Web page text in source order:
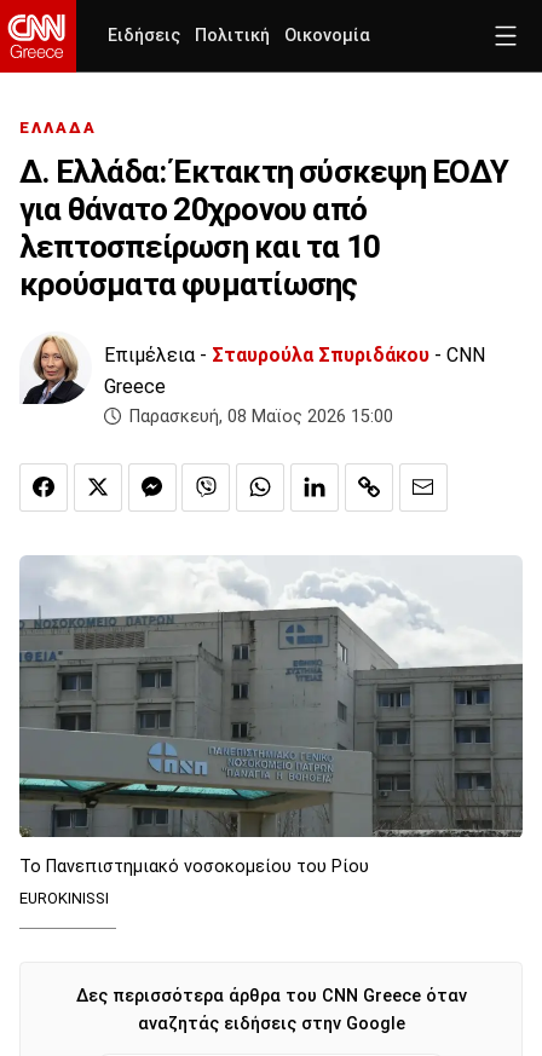
Ειδήσεις Πολιτική Οικονομία
ΕΛΛΑΔΑ
Δ. Ελλάδα: Έκτακτη σύσκεψη ΕΟΔΥ
για θάνατο 20χρονου από
λεπτοσπείρωση και τα 10
κρούσματα φυματίωσης
Επιμέλεια - Σταυρούλα Σπυριδάκου - CNN
Greece
Παρασκευή, 08 Μαϊος 2026 15:00
Το Πανεπιστημιακό νοσοκομείου του Ρίου
EUROKINISSI
Δες περισσότερα άρθρα του CNN Greece όταν
αναζητάς ειδήσεις στην Google